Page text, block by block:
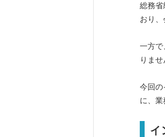
総務省
おり、
一方で
りませ
今回の
に、業
イ